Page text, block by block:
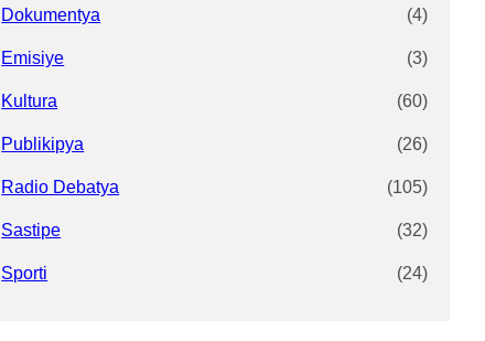
Dokumentya (4)
Emisiye (3)
Kultura (60)
Publikipya (26)
Radio Debatya (105)
Sastipe (32)
Sporti (24)